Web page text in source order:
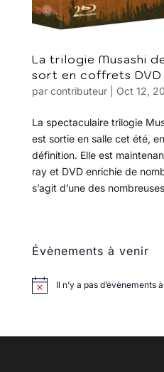
La trilogie Musashi
sort en coffrets
par contributeur| Oct 12,
La spectaculaire trilogie
est sortie en salle cet été,
définition. Elle est
ray et DVD enrichie de
s’agit d’une des
Évènements à venir
Il n’y a pas d’évènements